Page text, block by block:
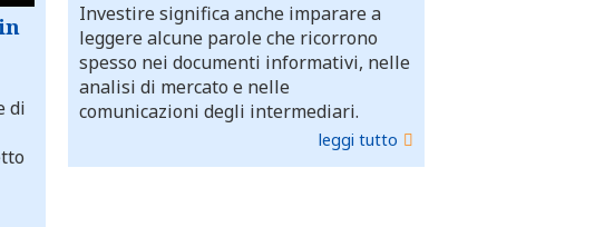
di
Investire significa anche imparare a
leggere alcune parole che ricorrono
spesso nei documenti informativi, nelle
analisi di mercato e nelle
comunicazioni degli intermediari.
leggi tutto